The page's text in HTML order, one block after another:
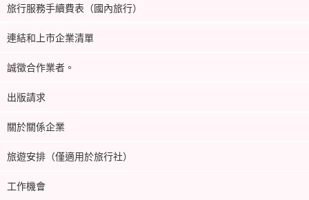
旅行服務手續費表（國內旅行）
連結和上市企業清單
誠徵合作業者。
出版請求
關於關係企業
旅遊安排（僅適用於旅行社）
工作機會